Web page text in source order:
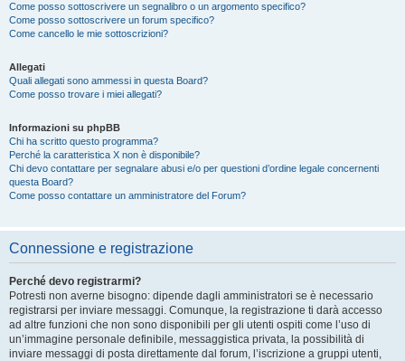
Come posso sottoscrivere un segnalibro o un argomento specifico?
Come posso sottoscrivere un forum specifico?
Come cancello le mie sottoscrizioni?
Allegati
Quali allegati sono ammessi in questa Board?
Come posso trovare i miei allegati?
Informazioni su phpBB
Chi ha scritto questo programma?
Perché la caratteristica X non è disponibile?
Chi devo contattare per segnalare abusi e/o per questioni d’ordine legale concernenti
questa Board?
Come posso contattare un amministratore del Forum?
Connessione e registrazione
Perché devo registrarmi?
Potresti non averne bisogno: dipende dagli amministratori se è necessario
registrarsi per inviare messaggi. Comunque, la registrazione ti darà accesso
ad altre funzioni che non sono disponibili per gli utenti ospiti come l’uso di
un’immagine personale definibile, messaggistica privata, la possibilità di
inviare messaggi di posta direttamente dal forum, l’iscrizione a gruppi utenti,